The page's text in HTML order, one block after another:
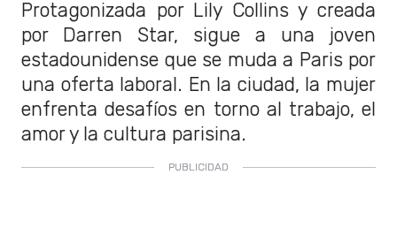
Protagonizada por Lily Collins y creada
por Darren Star, sigue a una joven
estadounidense que se muda a Paris por
una oferta laboral. En la ciudad, la mujer
enfrenta desafíos en torno al trabajo, el
amor y la cultura parisina.